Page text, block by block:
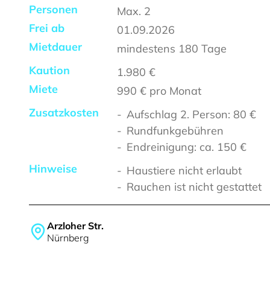
Arzloher Str.
Nürnberg
Personen
Max. 2
Frei ab
01.09.2026
Mietdauer
mindestens 180 Tage
Kaution
1.980 €
Miete
990 € pro Monat
Zusatzkosten
Aufschlag 2. Person: 80 €
Rundfunkgebühren
Endreinigung: ca. 150 €
Hinweise
Haustiere nicht erlaubt
Rauchen ist nicht gestattet